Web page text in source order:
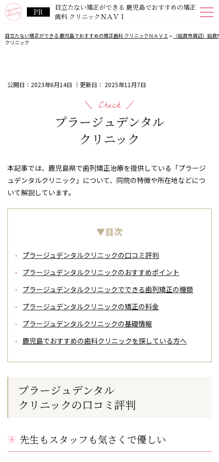
目立たない矯正ができる 鹿児島でおすすめの矯正
歯科 クリニックＮＡＶＩ
目立たない矯正ができる 鹿児島でおすすめの矯正歯科 クリニックＮＡＶＩ »
（姶良市周辺）姶
クリニック
公開日： 2023年6月14日 ｜更新日： 2025年11月7日
プラージュデンタル
クリニック
本記事では、鹿児島県で歯列矯正治療を提供している「プラージ
ュデンタルクリニック」について、同院の特徴や所在地などにつ
いて解説しています。
▼目次
プラージュデンタルクリニックの口コミ評判
プラージュデンタルクリニックのおすすめポイント
プラージュデンタルクリニックでできる歯列矯正の種類
プラージュデンタルクリニックの矯正の料金
プラージュデンタルクリニックの基礎情報
鹿児島でおすすめの歯科クリニックを探している方へ
プラージュデンタル
クリニックの口コミ評判
先生もスタッフも気さくで優しい